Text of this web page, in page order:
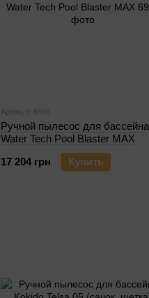
Артикул: 6995
Ручной пылесос для бассейна
Water Tech Pool Blaster MAX
17 204 грн
Купить